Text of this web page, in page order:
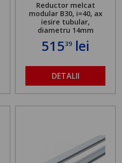
Reductor melcat
modular B30, i=40, ax
iesire tubular,
diametru 14mm
51539lei
DETALII